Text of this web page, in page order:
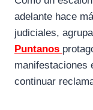
c
e
b
o
l
e
g
adelante hace
judiciales,
Puntanos
manifestaciones
continuar